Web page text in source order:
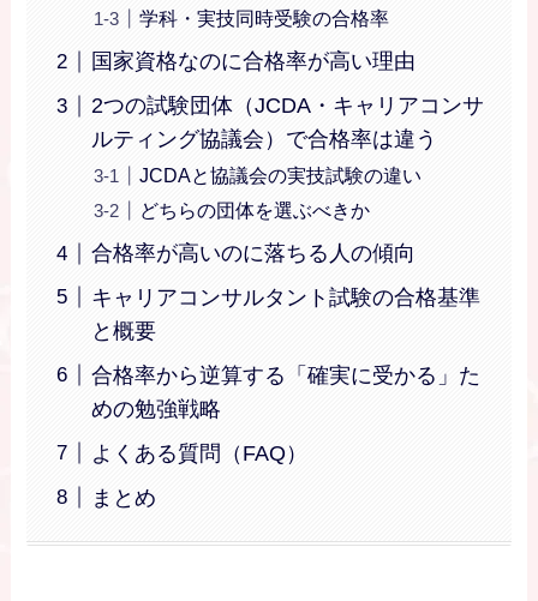
学科・実技同時受験の合格率
国家資格なのに合格率が高い理由
2つの試験団体（JCDA・キャリアコンサ
ルティング協議会）で合格率は違う
JCDAと協議会の実技試験の違い
どちらの団体を選ぶべきか
合格率が高いのに落ちる人の傾向
キャリアコンサルタント試験の合格基準
と概要
合格率から逆算する「確実に受かる」た
めの勉強戦略
よくある質問（FAQ）
まとめ